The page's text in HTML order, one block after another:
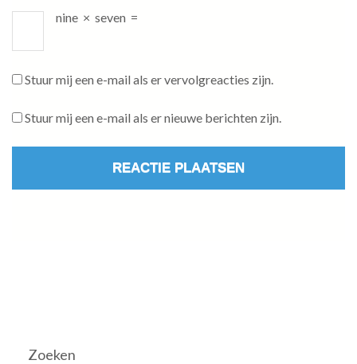
nine × seven =
Stuur mij een e-mail als er vervolgreacties zijn.
Stuur mij een e-mail als er nieuwe berichten zijn.
Zoeken